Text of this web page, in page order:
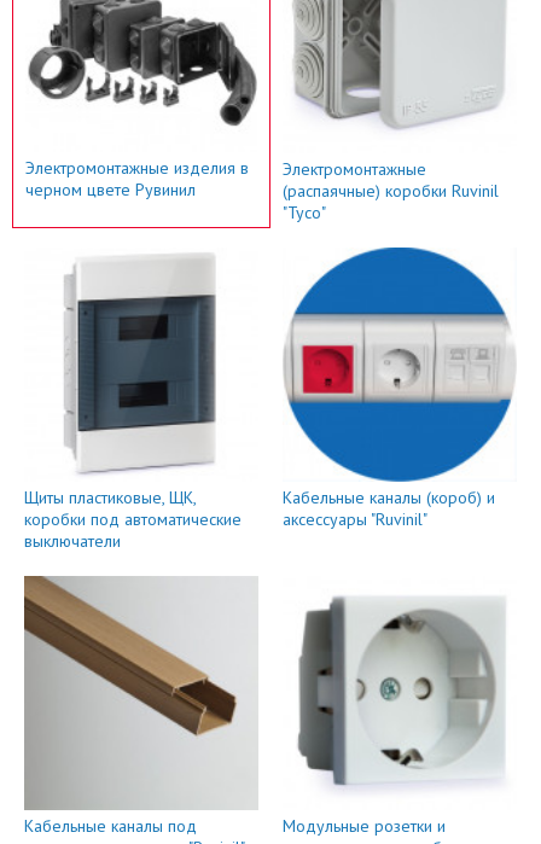
Электромонтажные изделия в
черном цвете Рувинил
Электромонтажные
(распаячные) коробки Ruvinil
"Тусо"
Щиты пластиковые, ЩК,
коробки под автоматические
выключатели
Кабельные каналы (короб) и
аксессуары "Ruvinil"
Кабельные каналы под
Модульные розетки и